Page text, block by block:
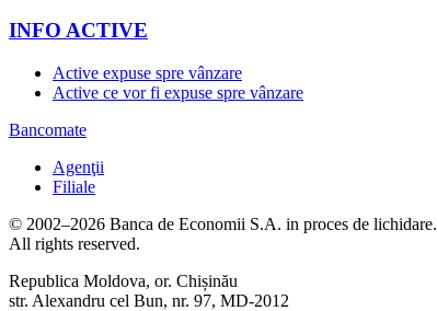
INFO ACTIVE
Active expuse spre vânzare
Active ce vor fi expuse spre vânzare
Bancomate
Agenţii
Filiale
© 2002–2026 Banca de Economii S.A. in proces de lichidare.
All rights reserved.
Republica Moldova, or. Chișinău
str. Alexandru cel Bun, nr. 97, MD-2012